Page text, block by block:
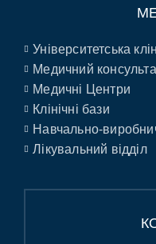
Університетська
Медичний
Медичні Центри
Клінічні бази
Навчально-
Лікувальний відділ